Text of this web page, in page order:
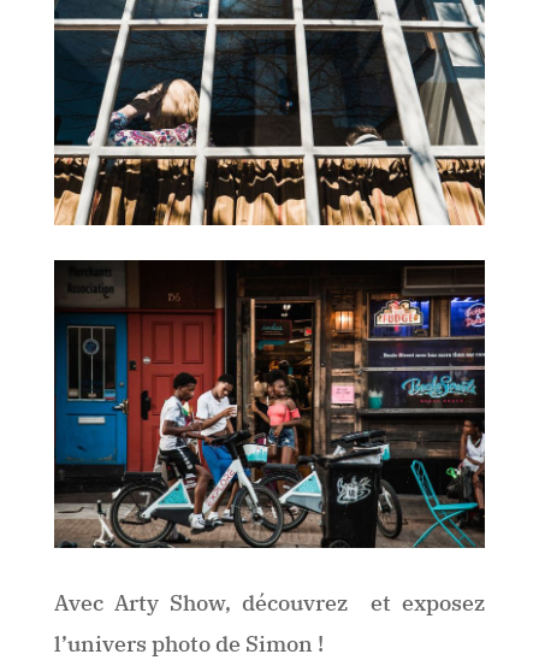
Avec Arty Show, découvrez et exposez
l’univers photo de Simon !